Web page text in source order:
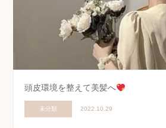
頭皮環境を整えて美髪へ
未分類 2022.10.29